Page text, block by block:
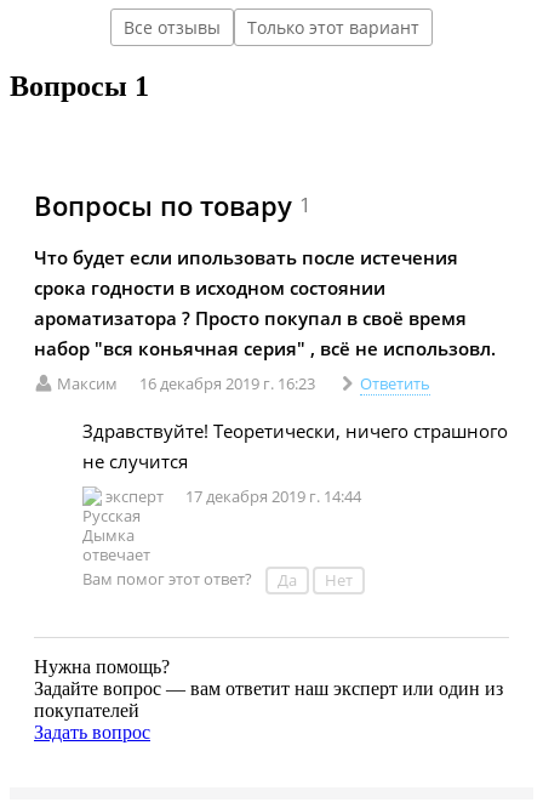
Все отзывы Только этот вариант
Вопросы 1
Вопросы по товару 1
Что будет если ипользовать после истечения
срока годности в исходном состоянии
ароматизатора ? Просто покупал в своё время
набор "вся коньячная серия" , всё не использовл.
Максим 16 декабря 2019 г. 16:23 Ответить
Здравствуйте! Теоретически, ничего страшного
не случится
эксперт 17 декабря 2019 г. 14:44
Вам помог этот ответ? Да Нет
Нужна помощь?
Задайте вопрос — вам ответит наш эксперт или один из
покупателей
Задать вопрос